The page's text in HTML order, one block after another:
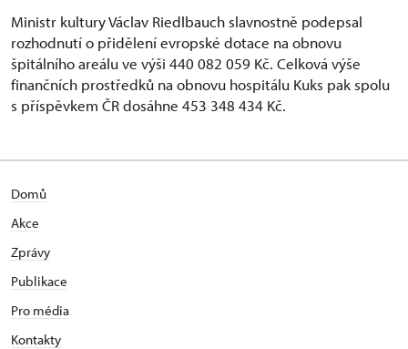
Ministr kultury Václav Riedlbauch slavnostně podepsal
rozhodnutí o přidělení evropské dotace na obnovu
špitálního areálu ve výši 440 082 059 Kč. Celková výše
finančních prostředků na obnovu hospitálu Kuks pak spolu
s příspěvkem ČR dosáhne 453 348 434 Kč.
Domů
Akce
Zprávy
Publikace
Pro média
Kontakty